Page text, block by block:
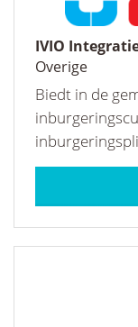
IVIO
Overige
Biedt in de
ivio-